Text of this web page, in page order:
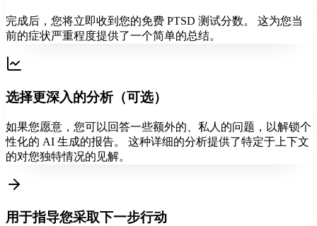
完成后，您将立即收到您的免费 PTSD 测试分数。 这为您当
前的症状严重程度提供了一个简单的总结。
选择更深入的分析（可选）
如果您愿意，您可以回答一些额外的、私人的问题，以解锁个
性化的 AI 生成的报告。 这种详细的分析提供了特定于上下文
的对您独特情况的见解。
用于指导您采取下一步行动